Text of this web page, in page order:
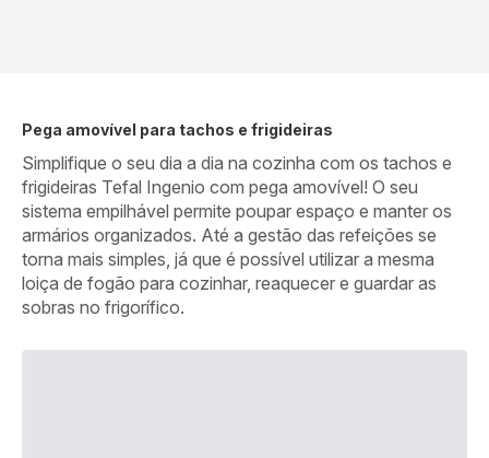
Pega amovível para tachos e frigideiras
Simplifique o seu dia a dia na cozinha com os tachos e
frigideiras Tefal Ingenio com pega amovível! O seu
sistema empilhável permite poupar espaço e manter os
armários organizados. Até a gestão das refeições se
torna mais simples, já que é possível utilizar a mesma
loiça de fogão para cozinhar, reaquecer e guardar as
sobras no frigorífico.